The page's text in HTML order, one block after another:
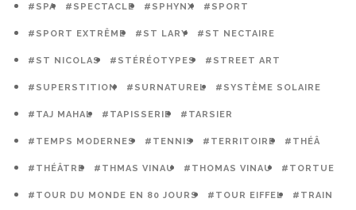
#SPA #SPECTACLE #SPHYNX #SPORT
#SPORT EXTRÊME #ST LARY #ST NECTAIRE
#ST NICOLAS #STÉRÉOTYPES #STREET ART
#SUPERSTITION #SURNATUREL #SYSTÈME SOLAIRE
#TAJ MAHAL #TAPISSERIE #TARSIER
#TEMPS MODERNES #TENNIS #TERRITOIRE #THÉÂ
#THÉÂTRE #THMAS VINAU #THOMAS VINAU #TORTUE
#TOUR DU MONDE EN 80 JOURS #TOUR EIFFEL #TRAIN